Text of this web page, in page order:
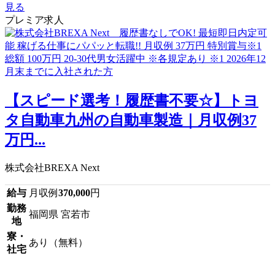
見る
プレミア求人
【スピード選考！履歴書不要☆】トヨ
タ自動車九州の自動車製造｜月収例37
万円...
株式会社BREXA Next
給与 月収例 370,000円
勤務
地
福岡県 宮若市
寮・
社宅
あり（無料）